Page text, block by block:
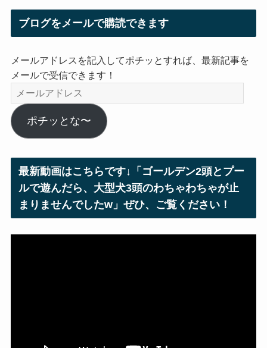
ブログをメールで購読できます
メールアドレスを記入してポチッとすれば、最新記事を
メールで受信できます！
メ
ー
ル
ア
ス
ポチッとな〜
最新動画はこちらです↓「ゴールデン2頭とプー
ルで遊んだら、大型犬3頭のわちゃわちゃが止
まりませんでしたw」ぜひ、ご覧ください！